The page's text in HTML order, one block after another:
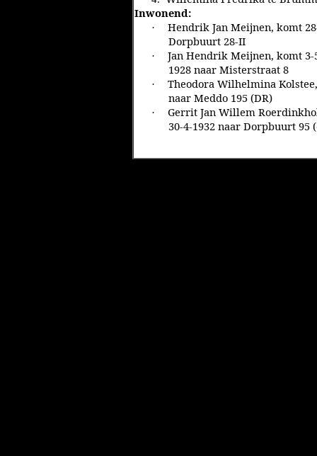
Inwonend:
·
Hendrik Jan Meijnen, komt
Dorpbuurt 28-II
·
Jan Hendrik Meijnen, komt 3-
1928 naar Misterstraat 8
·
Theodora Wilhelmina
naar Meddo 195 (DR)
·
Gerrit Jan Willem
30-4-1932 naar Dorpbuurt 95